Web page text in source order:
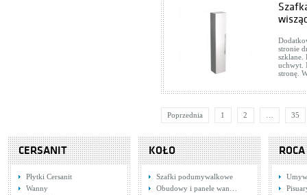
stronie
szklane.
uchwyt.
stronę.
Poprzednia 1 2 35
CERSANIT
Płytki Cersanit
Wanny
KOŁO
Szafki podumywalkowe
Obudowy i panele wan…
ROCA